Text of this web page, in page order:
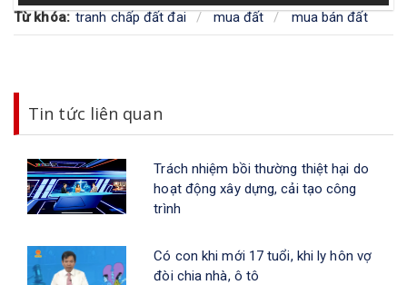
Từ khóa: tranh chấp đất đai mua đất mua bán đất
Tin tức liên quan
Trách nhiệm bồi thường thiệt hại do
hoạt động xây dựng, cải tạo công
trình
Có con khi mới 17 tuổi, khi ly hôn vợ
đòi chia nhà, ô tô